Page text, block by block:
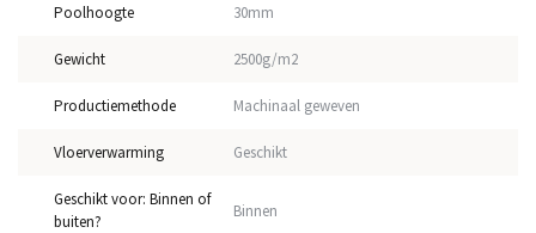
Poolhoogte 30mm
Gewicht 2500g/m2
Productiemethode Machinaal geweven
Vloerverwarming Geschikt
Geschikt voor: Binnen of
buiten?
Binnen